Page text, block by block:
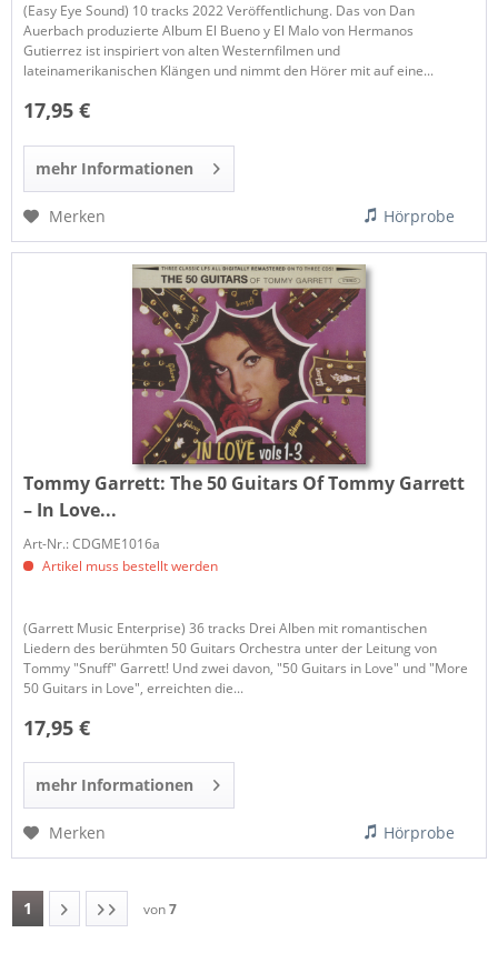
(Easy Eye Sound) 10 tracks 2022 Veröffentlichung. Das von Dan
Auerbach produzierte Album El Bueno y El Malo von Hermanos
Gutierrez ist inspiriert von alten Westernfilmen und
lateinamerikanischen Klängen und nimmt den Hörer mit auf eine...
17,95 €
mehr Informationen
Merken Hörprobe
Tommy Garrett:The 50 Guitars Of Tommy Garrett
– In Love...
Art-Nr.: CDGME1016a
Artikel muss bestellt werden
(Garrett Music Enterprise) 36 tracks Drei Alben mit romantischen
Liedern des berühmten 50 Guitars Orchestra unter der Leitung von
Tommy "Snuff" Garrett! Und zwei davon, "50 Guitars in Love" und "More
50 Guitars in Love", erreichten die...
17,95 €
mehr Informationen
Merken Hörprobe
1 von7